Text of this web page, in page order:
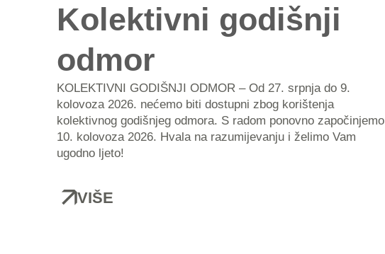
Kolektivni godišnji
odmor
KOLEKTIVNI GODIŠNJI ODMOR – Od 27. srpnja do 9.
kolovoza 2026. nećemo biti dostupni zbog korištenja
kolektivnog godišnjeg odmora. S radom ponovno započinjemo
10. kolovoza 2026. Hvala na razumijevanju i želimo Vam
ugodno ljeto!
VIŠE